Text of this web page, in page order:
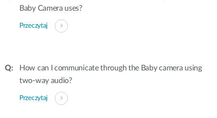
Baby Camera uses?
Przeczytaj
How can I communicate through the Baby camera using
two-way audio?
Przeczytaj